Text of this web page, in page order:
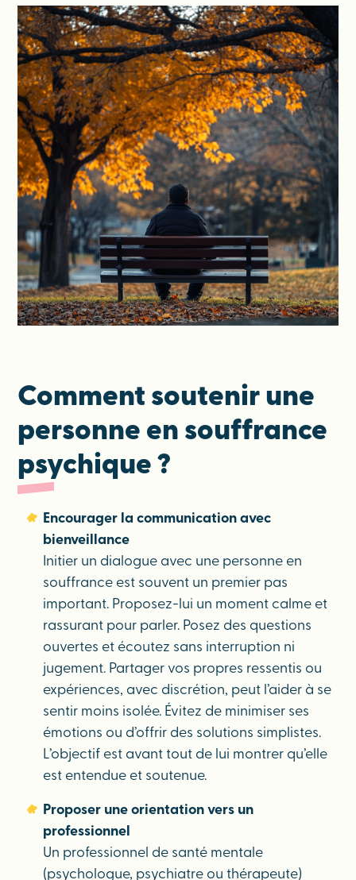
Comment soutenir une
personne en souffrance
psychique ?
Encourager la communication avec
bienveillance
Initier un dialogue avec une personne en
souffrance est souvent un premier pas
important. Proposez-lui un moment calme et
rassurant pour parler. Posez des questions
ouvertes et écoutez sans interruption ni
jugement. Partager vos propres ressentis ou
expériences, avec discrétion, peut l’aider à se
sentir moins isolée. Évitez de minimiser ses
émotions ou d’offrir des solutions simplistes.
L’objectif est avant tout de lui montrer qu’elle
est entendue et soutenue.
Proposer une orientation vers un
professionnel
Un professionnel de santé mentale
(psychologue, psychiatre ou thérapeute)